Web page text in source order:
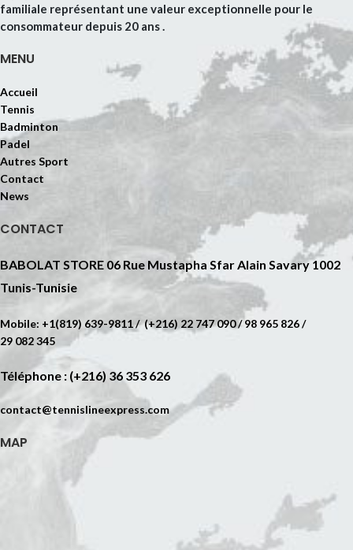
familiale représentant une valeur exceptionnelle pour le
consommateur depuis 20 ans .
MENU
Accueil
Tennis
Badminton
Padel
Autres Sport
Contact
News
CONTACT
BABOLAT STORE 06 Rue Mustapha Sfar Alain Savary 1002
Tunis-Tunisie
Mobile: +1(819) 639-9811 / (+216) 22 747 090 / 98 965 826 /
29 082 345
Téléphone : (+216) 36 353 626
contact@tennislineexpress.com
MAP